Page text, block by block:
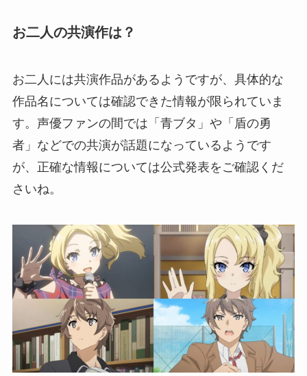
お二人の共演作は？
お二人には共演作品があるようですが、具体的な
作品名については確認できた情報が限られていま
す。声優ファンの間では「青ブタ」や「盾の勇
者」などでの共演が話題になっているようです
が、正確な情報については公式発表をご確認くだ
さいね。